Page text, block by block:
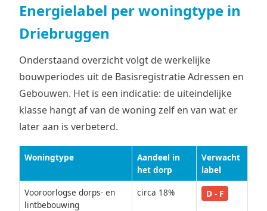
Energielabel per woningtype in
Driebruggen
Onderstaand overzicht volgt de werkelijke
bouwperiodes uit de Basisregistratie Adressen en
Gebouwen. Het is een indicatie: de uiteindelijke
klasse hangt af van de woning zelf en van wat er
later aan is verbeterd.
Woningtype
Aandeel in
het dorp
Verwacht
label
Vooroorlogse dorps- en
lintbebouwing
circa 18% D - F